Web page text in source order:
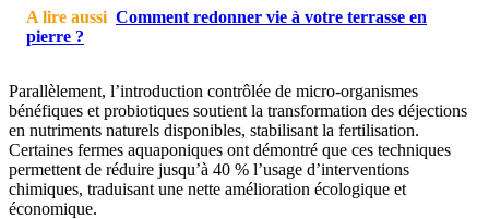
A lire aussi Comment redonner vie à votre terrasse en
pierre ?
Parallèlement, l’introduction contrôlée de micro-organismes
bénéfiques et probiotiques soutient la transformation des déjections
en nutriments naturels disponibles, stabilisant la fertilisation.
Certaines fermes aquaponiques ont démontré que ces techniques
permettent de réduire jusqu’à 40 % l’usage d’interventions
chimiques, traduisant une nette amélioration écologique et
économique.